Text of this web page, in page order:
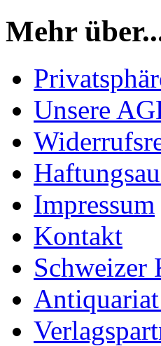
Mehr
Unsere
Impressum
Kontakt
Schweizer